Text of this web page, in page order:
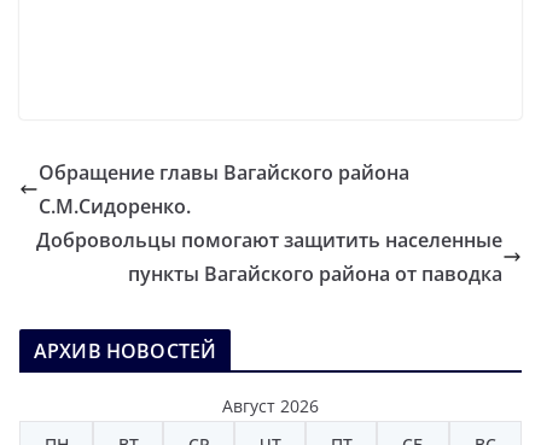
Обращение главы Вагайского района
С.М.Сидоренко.
Добровольцы помогают защитить населенные
пункты Вагайского района от паводка
АРХИВ НОВОСТЕЙ
Август 2026